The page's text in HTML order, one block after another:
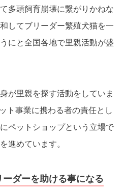
多頭飼育崩壊に繋がりかねな
してブリーダー繁殖犬猫を一
にと全国各地で里親活動が盛
が里親を探す活動をしていま
ト事業に携わる者の責任とし
ペットショップという立場で
進めています。
ダーを助ける事になる